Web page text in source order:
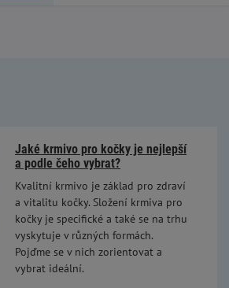
Jaké krmivo pro kočky je nejlepší
a podle čeho vybrat?
Kvalitní krmivo je základ pro zdraví
a vitalitu kočky. Složení krmiva pro
kočky je specifické a také se na trhu
vyskytuje v různých formách.
Pojďme se v nich zorientovat a
vybrat ideální.